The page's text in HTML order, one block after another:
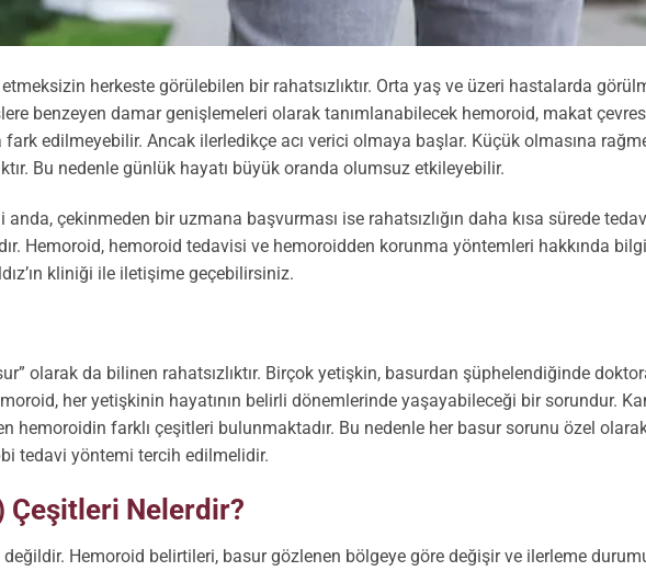
herkeste görülebilen bir rahatsızlıktır. Orta yaş ve üzeri hastalarda
benzeyen damar genişlemeleri olarak tanımlanabilecek hemoroid, makat
edilmeyebilir. Ancak ilerledikçe acı verici olmaya başlar. Küçük olmasına
Bu nedenle günlük hayatı büyük oranda olumsuz etkileyebilir.
çekinmeden bir uzmana başvurması ise rahatsızlığın daha kısa sürede
Hemoroid, hemoroid tedavisi ve hemoroidden korunma yöntemleri hakkında bilgi
kliniği ile iletişime geçebilirsiniz.
olarak da bilinen rahatsızlıktır. Birçok yetişkin, basurdan şüphelendiğinde
her yetişkinin hayatının belirli dönemlerinde yaşayabileceği bir sorundur.
hemoroidin farklı çeşitleri bulunmaktadır. Bu nedenle her basur sorunu özel
tedavi yöntemi tercih edilmelidir.
Çeşitleri Nelerdir?
Hemoroid belirtileri, basur gözlenen bölgeye göre değişir ve ilerleme